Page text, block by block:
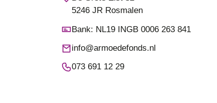
5246 JR Rosmalen
Bank: NL19 INGB 0006 263 841
info@armoedefonds.nl
073 691 12 29